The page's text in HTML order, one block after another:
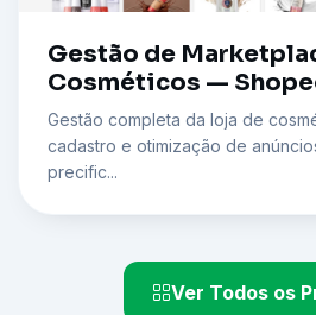
Gestão de
Cosméticos —
Gestão completa da loja de
cadastro e otimização de
precific...
Ver Todos os